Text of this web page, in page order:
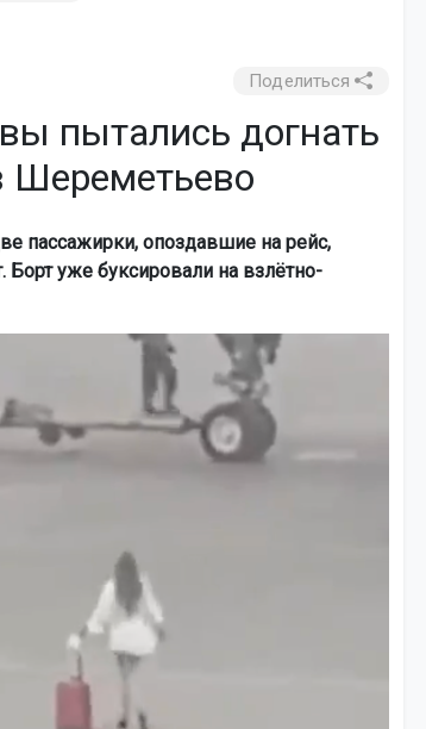
Поделиться
пытались догнать
Шереметьево
пассажирки, опоздавшие на рейс,
уже буксировали на взлётно-